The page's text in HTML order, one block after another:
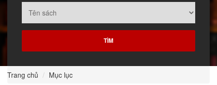
Trang chủ Mục lục